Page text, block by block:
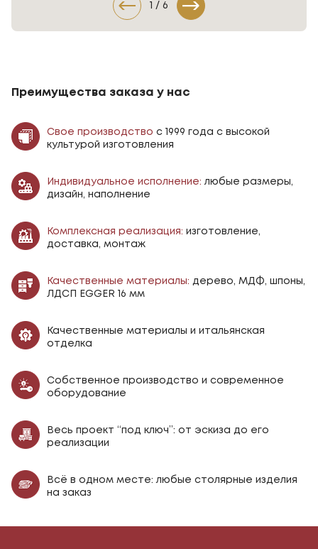
1 / 6
Преимущества заказа у нас
Свое производство с 1999 года с высокой
культурой изготовления
Индивидуальное исполнение: любые размеры,
дизайн, наполнение
Комплексная реализация: изготовление,
доставка, монтаж
Качественные материалы: дерево, МДФ, шпоны,
ЛДСП EGGER 16 мм
Качественные материалы и итальянская
отделка
Собственное производство и современное
оборудование
Весь проект “под ключ”: от эскиза до его
реализации
Всё в одном месте: любые столярные изделия
на заказ